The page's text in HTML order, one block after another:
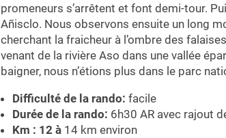
promeneurs s’arrêtent et font demi-tour.
Añisclo. Nous observons ensuite un long
cherchant la fraicheur à l’ombre des
venant de la rivière Aso dans une vallée
baigner, nous n’étions plus dans le parc
Difficulté de la rando: facile
Durée de la rando: 6h30 AR avec rajout
Km : 12 à 14 km environ